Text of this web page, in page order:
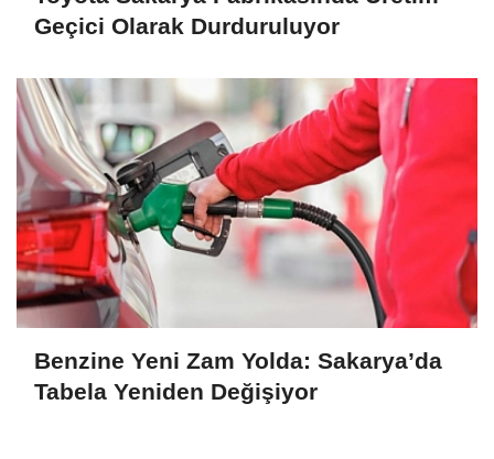
Geçici Olarak Durduruluyor
Benzine Yeni Zam Yolda: Sakarya’da
Tabela Yeniden Değişiyor